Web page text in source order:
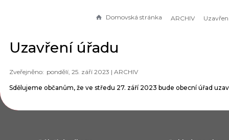
Domovská stránka ARCHIV
Uzavření úřadu
pondělí, 25. září 2023 | ARCHIV
Sdělujeme občanům, že ve středu 27. září 2023 bude obecní úřad